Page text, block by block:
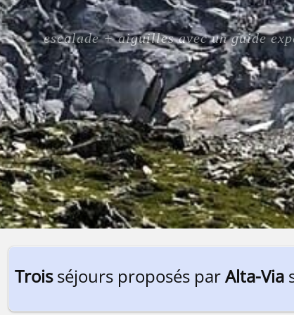
escalade + aiguilles avec un guide
Troisséjours proposés parAlta-Via